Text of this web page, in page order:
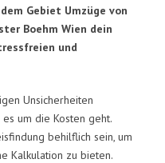
Gebiet Umzüge von
Boehm Wien dein
und
Unsicherheiten
um die Kosten geht.
behilflich sein, um
Kalkulation zu bieten.